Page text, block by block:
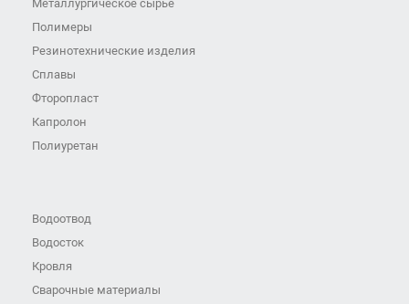
Металлургическое сырье
Полимеры
Резинотехнические изделия
Сплавы
Фторопласт
Капролон
Полиуретан
Водоотвод
Водосток
Кровля
Сварочные материалы